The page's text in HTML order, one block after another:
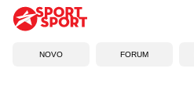
NOVO FORUM